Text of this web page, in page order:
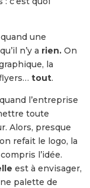
quand une
n’y a rien. On
la
flyers…tout.
l’entreprise
toute
Alors, presque
refait le logo, la
l’idée.
est à envisager,
palette de